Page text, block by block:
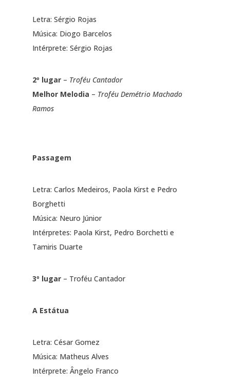
Letra: Sérgio Rojas
Música: Diogo Barcelos
Intérprete: Sérgio Rojas
2º lugar– Troféu Cantador
Melhor Melodia – Troféu Demétrio Machado
Ramos
Passagem
Letra: Carlos Medeiros, Paola Kirst e Pedro
Borghetti
Música: Neuro Júnior
Intérpretes: Paola Kirst, Pedro Borchetti e
Tamiris Duarte
3º lugar– Troféu Cantador
A Estátua
Letra: César Gomez
Música: Matheus Alves
Intérprete: Ângelo Franco